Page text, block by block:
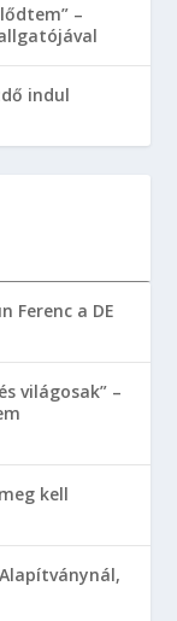
–
indul
Ferenc a DE
világosak” –
kell